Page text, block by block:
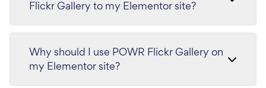
Flickr Gallery to my Elementor site?
Why should I use POWR Flickr Gallery on
my Elementor site?